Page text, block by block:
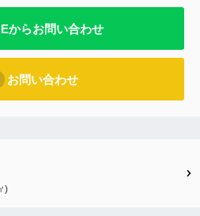
からお問い合わせ
お問い合わせ
)